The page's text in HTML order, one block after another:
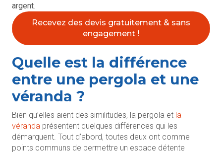
argent.
Recevez des devis gratuitement & sans
engagement !
Quelle est la différence
entre une pergola et une
véranda ?
Bien qu’elles aient des similitudes, la pergola et la
véranda présentent quelques différences qui les
démarquent. Tout d’abord, toutes deux ont comme
points communs de permettre un espace détente